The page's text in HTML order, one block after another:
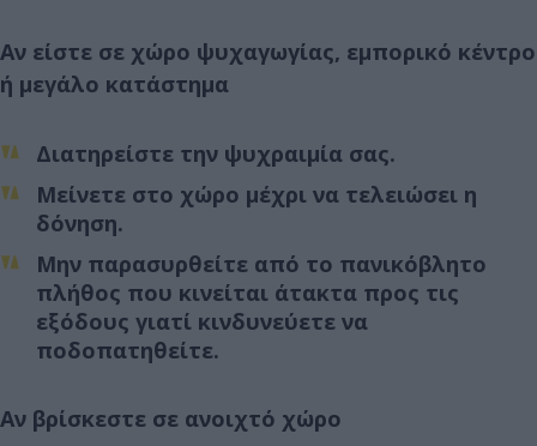
Αν είστε σε χώρο ψυχαγωγίας, εμπορικό κέντρο
ή μεγάλο κατάστημα
Διατηρείστε την ψυχραιμία σας.
Μείνετε στο χώρο μέχρι να τελειώσει η
δόνηση.
Μην παρασυρθείτε από το πανικόβλητο
πλήθος που κινείται άτακτα προς τις
εξόδους γιατί κινδυνεύετε να
ποδοπατηθείτε.
Αν βρίσκεστε σε ανοιχτό χώρο